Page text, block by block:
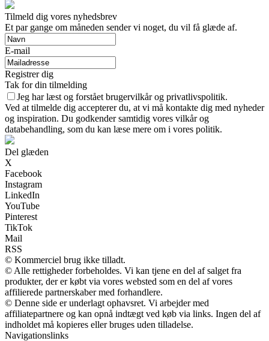
Tilmeld dig vores nyhedsbrev
Et par gange om måneden sender vi noget, du vil få glæde af.
E-mail
Registrer dig
Tak for din tilmelding
Jeg har læst og forstået brugervilkår og privatlivspolitik.
Ved at tilmelde dig accepterer du, at vi må kontakte dig med nyheder
og inspiration. Du godkender samtidig vores vilkår og
databehandling, som du kan læse mere om i vores politik.
Del glæden
X
Facebook
Instagram
LinkedIn
YouTube
Pinterest
TikTok
Mail
RSS
© Kommerciel brug ikke tilladt.
© Alle rettigheder forbeholdes. Vi kan tjene en del af salget fra
produkter, der er købt via vores websted som en del af vores
affilierede partnerskaber med forhandlere.
© Denne side er underlagt ophavsret. Vi arbejder med
affiliatepartnere og kan opnå indtægt ved køb via links. Ingen del af
indholdet må kopieres eller bruges uden tilladelse.
Navigationslinks